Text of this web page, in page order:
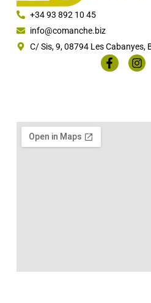
+34 93 892 10 45
info@comanche.biz
C/ Sis, 9, 08794 Les Cabanyes,